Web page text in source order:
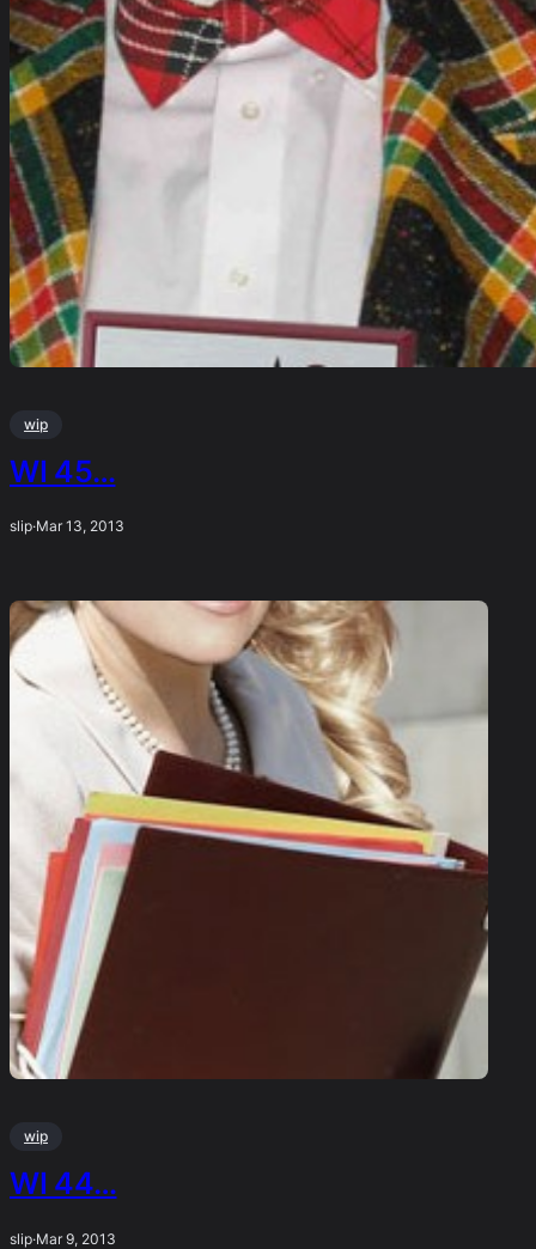
wip
WI 45…
slip·Mar 13, 2013
wip
WI 44…
slip·Mar 9, 2013